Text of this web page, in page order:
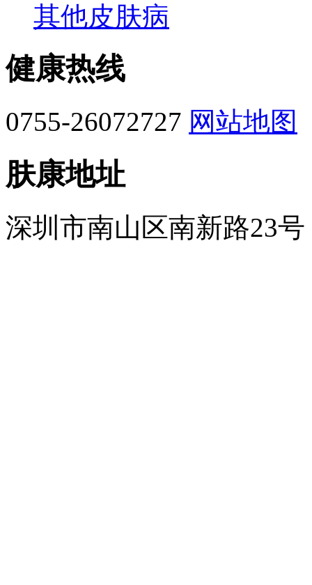
其他皮肤病
健康热线
0755-26072727 网站地图
肤康地址
深圳市南山区南新路23